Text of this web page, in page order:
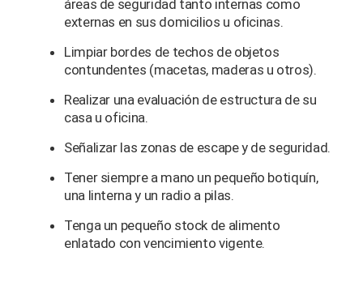
áreas de seguridad tanto internas como
externas en sus domicilios u oficinas.
Limpiar bordes de techos de objetos
contundentes (macetas, maderas u otros).
Realizar una evaluación de estructura de su
casa u oficina.
Señalizar las zonas de escape y de seguridad.
Tener siempre a mano un pequeño botiquín,
una linterna y un radio a pilas.
Tenga un pequeño stock de alimento
enlatado con vencimiento vigente.